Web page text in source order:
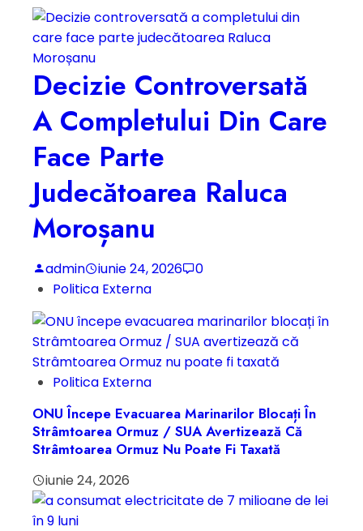
Decizie Controversată
A Completului Din Care
Face Parte
Judecătoarea Raluca
Moroșanu
admin iunie 24, 2026
0
Politica Externa
Politica Externa
ONU Începe Evacuarea Marinarilor Blocați În
Strâmtoarea Ormuz / SUA Avertizează Că
Strâmtoarea Ormuz Nu Poate Fi Taxată
iunie 24, 2026